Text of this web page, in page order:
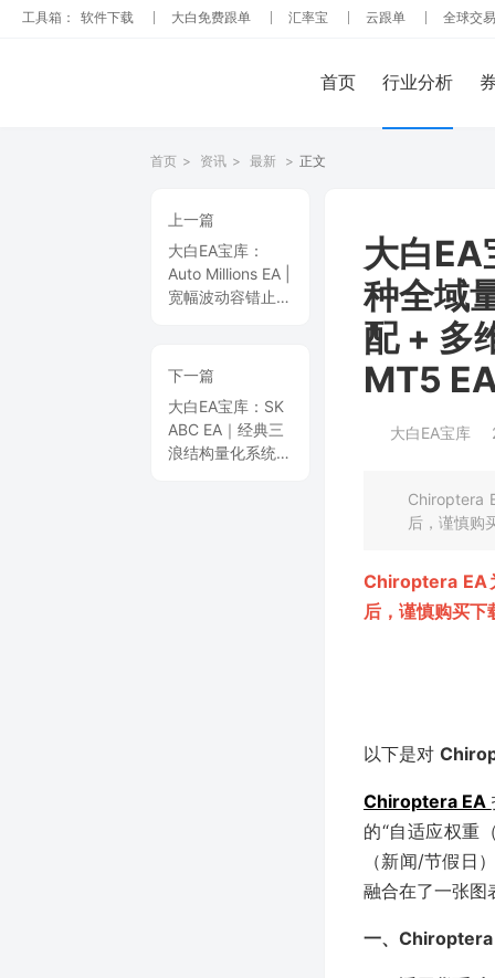
工具箱： 软件下载 大白免费跟单 汇率宝 云跟单 全球交
首页 行业分析
首页 > 资讯 > 最新 > 正文
上一篇
大白EA宝库：
Auto Millions EA |
宽幅波动容错止
EURUSD 短线套
利交易引擎 MT4
EA
下一篇
大白EA宝库：SK
ABC EA｜经典三
浪结构量化系统，
大白
种全域
配 + 多
MT5
大白EA宝库
Chiroptera
后，谨慎购
Chiroptera EA
后，谨慎购买下
以下是对
Chiroptera EA
的“自适应权重
（新闻/节假日
融合在了一张图
一、Chiroptera